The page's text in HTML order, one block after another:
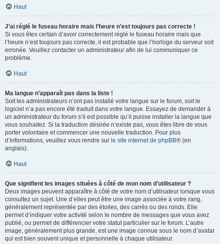
Haut
J’ai réglé le fuseau horaire mais l’heure n’est toujours pas correcte !
Si vous êtes certain d’avoir correctement réglé le fuseau horaire mais que
l’heure n’est toujours pas correcte, il est probable que l’horloge du serveur soit
erronée. Veuillez contacter un administrateur afin de lui communiquer ce
problème.
Haut
Ma langue n’apparaît pas dans la liste !
Soit les administrateurs n’ont pas installé votre langue sur le forum, soit le
logiciel n’a pas encore été traduit dans votre langue. Essayez de demander à
un administrateur du forum s’il est possible qu’il puisse installer la langue que
vous souhaitez. Si la traduction désirée n’existe pas, vous êtes libre de vous
porter volontaire et commencer une nouvelle traduction. Pour plus
d’informations, veuillez vous rendre sur le site internet de phpBB® (en
anglais).
Haut
Que signifient les images situées à côté de mon nom d’utilisateur ?
Deux images peuvent apparaître à côté de votre nom d’utilisateur lorsque vous
consultez un sujet. Une d’elles peut être une image associée à votre rang,
généralement représentée par des étoiles, des carrés ou des ronds. Elle
permet d’indiquer votre activité selon le nombre de messages que vous avez
publié, ou permet de différencier votre statut particulier sur le forum. L’autre
image, généralement plus grande, est une image connue sous le nom d’avatar
qui est bien souvent unique et personnelle à chaque utilisateur.